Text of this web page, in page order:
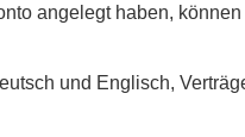
angelegt haben,
und Englisch,